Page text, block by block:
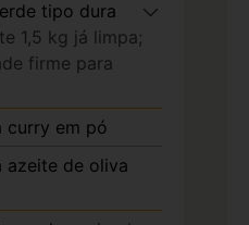
tipo dura
1,5 kg já limpa;
firme para
curry em pó
azeite de oliva